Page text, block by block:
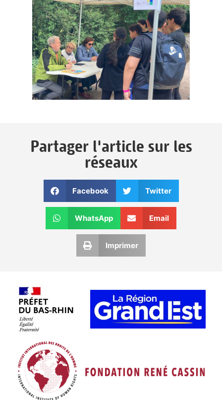
Partager l'article sur les
réseaux
Facebook Twitter
WhatsApp Email
Imprimer